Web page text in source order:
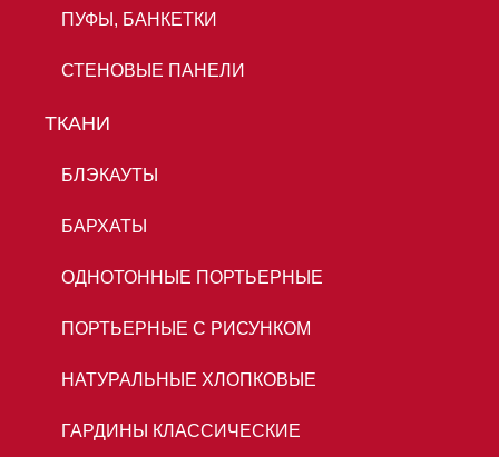
ПУФЫ, БАНКЕТКИ
СТЕНОВЫЕ ПАНЕЛИ
ТКАНИ
БЛЭКАУТЫ
БАРХАТЫ
ОДНОТОННЫЕ ПОРТЬЕРНЫЕ
ПОРТЬЕРНЫЕ С РИСУНКОМ
НАТУРАЛЬНЫЕ ХЛОПКОВЫЕ
ГАРДИНЫ КЛАССИЧЕСКИЕ